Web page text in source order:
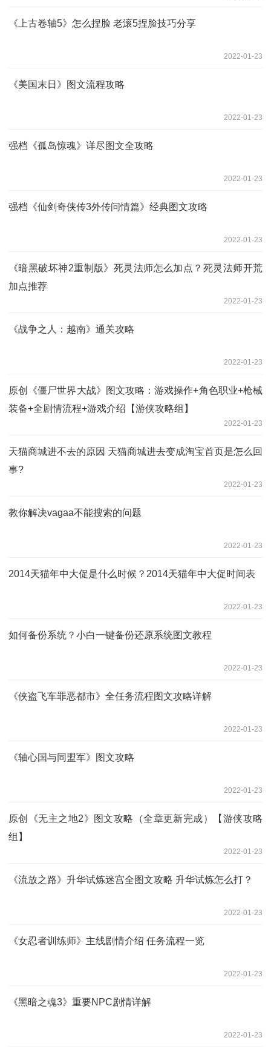
《上古卷轴5》怎么捏脸 老滚5捏脸技巧分享
2022-01-23
《美国末日》图文流程攻略
2022-01-23
强档《孤岛惊魂》详尽图文全攻略
2022-01-23
强档《仙剑奇侠传3外传问情篇》经典图文攻略
2022-01-23
《暗黑破坏神2重制版》死灵法师怎么加点？死灵法师开荒
加点推荐
2022-01-23
《战争之人：越南》通关攻略
2022-01-23
原创《僵尸世界大战》图文攻略：游戏操作+角色职业+枪械
装备+全剧情流程+游戏介绍【游侠攻略组】
2022-01-23
天猫商城进不去的原因 天猫商城进去变成淘宝首页是怎么回
事?
2022-01-23
教你解决vagaa不能搜索的问题
2022-01-23
2014天猫年中大促是什么时候？2014天猫年中大促时间表
2022-01-23
如何备份系统？小白一键备份还原系统图文教程
2022-01-23
《侠盗飞车罪恶都市》全任务流程图文攻略详解
2022-01-23
《轴心国与同盟军》图文攻略
2022-01-23
原创《无主之地2》图文攻略（全章更新完成）【游侠攻略
组】
2022-01-23
《流放之路》升华试炼迷宫全图文攻略 升华试炼怎么打？
2022-01-23
《女忍者训练师》主线剧情介绍 任务流程一览
2022-01-23
《黑暗之魂3》重要NPC剧情详解
2022-01-23